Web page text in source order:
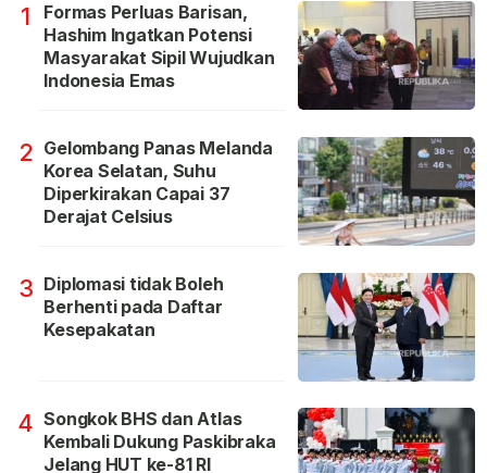
1
Formas Perluas Barisan,
Hashim Ingatkan Potensi
Masyarakat Sipil Wujudkan
Indonesia Emas
2 Gelombang Panas Melanda
Korea Selatan, Suhu
Diperkirakan Capai 37
Derajat Celsius
3 Diplomasi tidak Boleh
Berhenti pada Daftar
Kesepakatan
4 Songkok BHS dan Atlas
Kembali Dukung Paskibraka
Jelang HUT ke-81 RI